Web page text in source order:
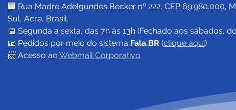
15, e serviços municipais
retornam na terça-feira, 16
🏢 Rua Madre Adelgundes Becker nº 222, CEP 69.980.000,
Sul, Acre, Brasil.
📅 Segunda a sexta, das 7h às 13h (Fechado aos sábados,
📧 Pedidos por meio do sistema Fala.BR (clique aqui)
📨 Acesso ao Webmail Corporativo